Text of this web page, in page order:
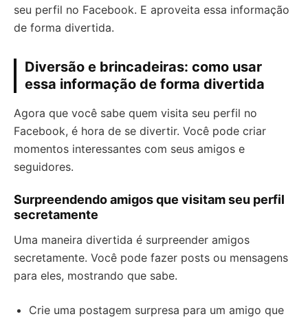
seu perfil no Facebook. E aproveita essa informação
de forma divertida.
Diversão e brincadeiras: como usar
essa informação de forma divertida
Agora que você sabe quem visita seu perfil no
Facebook, é hora de se divertir. Você pode criar
momentos interessantes com seus amigos e
seguidores.
Surpreendendo amigos que visitam seu perfil
secretamente
Uma maneira divertida é surpreender amigos
secretamente. Você pode fazer posts ou mensagens
para eles, mostrando que sabe.
Crie uma postagem surpresa para um amigo que